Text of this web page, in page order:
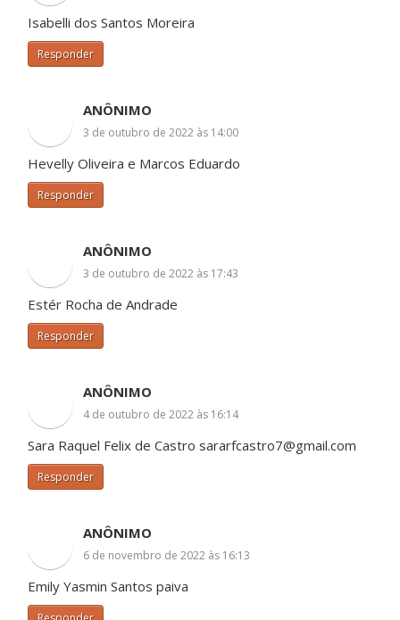
Isabelli dos Santos Moreira
Responder
ANÔNIMO
3 de outubro de 2022 às 14:00
Hevelly Oliveira e Marcos Eduardo
Responder
ANÔNIMO
3 de outubro de 2022 às 17:43
Estér Rocha de Andrade
Responder
ANÔNIMO
4 de outubro de 2022 às 16:14
Sara Raquel Felix de Castro sararfcastro7@gmail.com
Responder
ANÔNIMO
6 de novembro de 2022 às 16:13
Emily Yasmin Santos paiva